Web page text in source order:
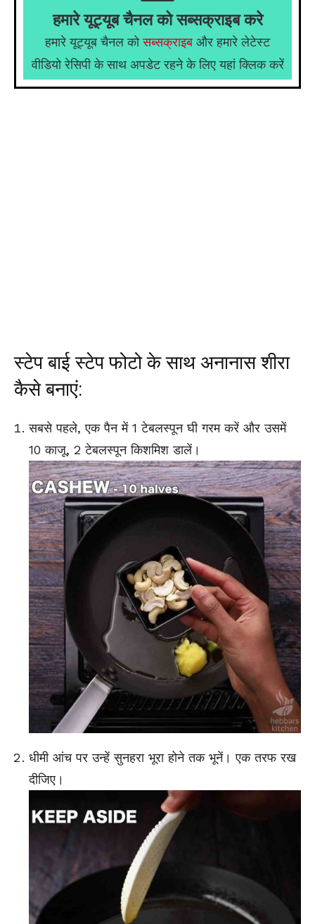
हमारे यूट्यूब चैनल को सब्सक्राइब करे
हमारे यूट्यूब चैनल कोसब्सक्राइब और हमारे लेटेस्ट
वीडियो रेसिपी के साथ अपडेट रहने के लिए यहां क्लिक करें
स्टेप बाई स्टेप फोटो के साथ अनानास शीरा
कैसे बनाएं:
सबसे पहले, एक पैन में 1 टेबलस्पून घी गरम करें और उसमें
10 काजू, 2 टेबलस्पून किशमिश डालें।
धीमी आंच पर उन्हें सुनहरा भूरा होने तक भूनें। एक तरफ रख
दीजिए।